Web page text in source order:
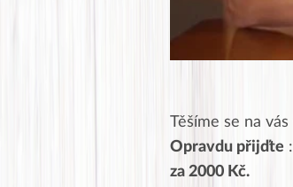
Těšíme se na
Opravdu přijďte
za 2000 Kč.